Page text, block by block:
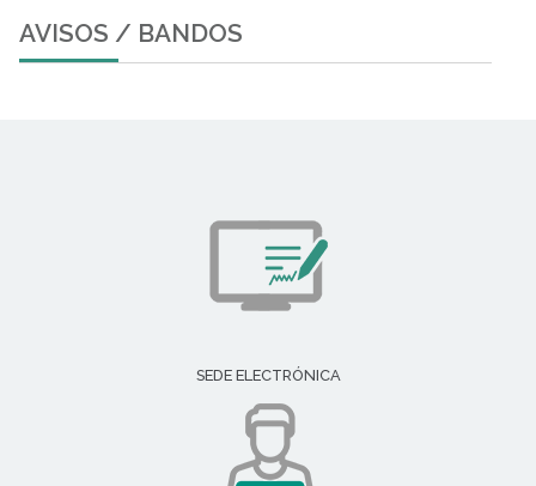
AVISOS / BANDOS
SEDE ELECTRÓNICA